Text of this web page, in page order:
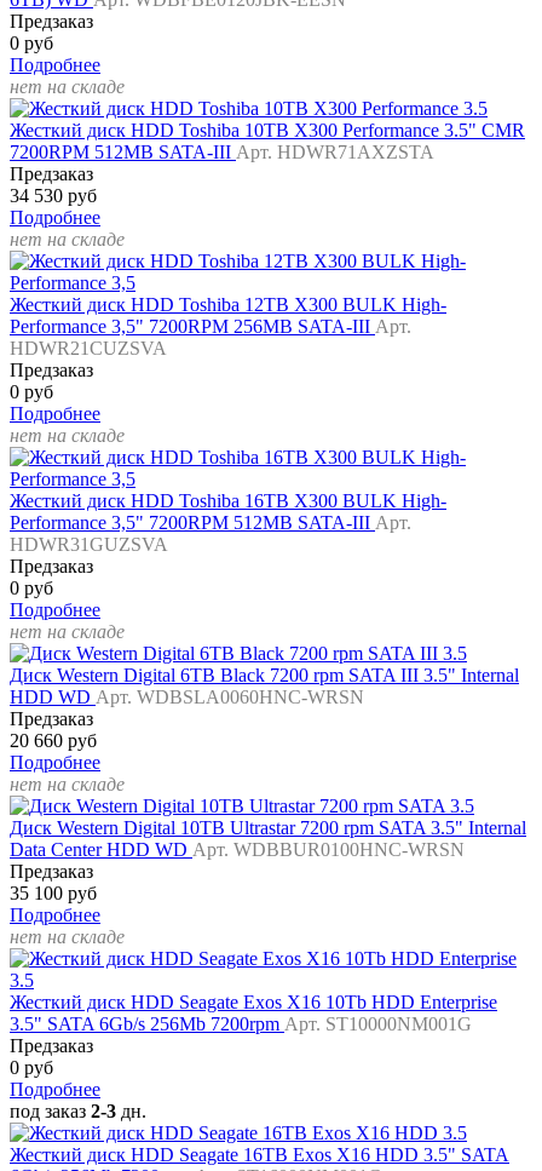
Предзаказ
0 руб
Подробнее
нет на складе
Жесткий диск HDD Toshiba 10TB X300 Performance 3.5" CMR
7200RPM 512MB SATA-III Арт. HDWR71AXZSTA
Предзаказ
34 530 руб
Подробнее
нет на складе
Жесткий диск HDD Toshiba 12TB X300 BULK High-
Performance 3,5" 7200RPM 256MB SATA-III Арт.
HDWR21CUZSVA
Предзаказ
0 руб
Подробнее
нет на складе
Жесткий диск HDD Toshiba 16TB X300 BULK High-
Performance 3,5" 7200RPM 512MB SATA-III Арт.
HDWR31GUZSVA
Предзаказ
0 руб
Подробнее
нет на складе
Диск Western Digital 6TB Black 7200 rpm SATA III 3.5" Internal
HDD WD Арт. WDBSLA0060HNC-WRSN
Предзаказ
20 660 руб
Подробнее
нет на складе
Диск Western Digital 10TB Ultrastar 7200 rpm SATA 3.5" Internal
Data Center HDD WD Арт. WDBBUR0100HNC-WRSN
Предзаказ
35 100 руб
Подробнее
нет на складе
Жесткий диск HDD Seagate Exos X16 10Tb HDD Enterprise
3.5" SATA 6Gb/s 256Mb 7200rpm Арт. ST10000NM001G
Предзаказ
0 руб
Подробнее
под заказ 2-3 дн.
Жесткий диск HDD Seagate 16TB Exos X16 HDD 3.5" SATA